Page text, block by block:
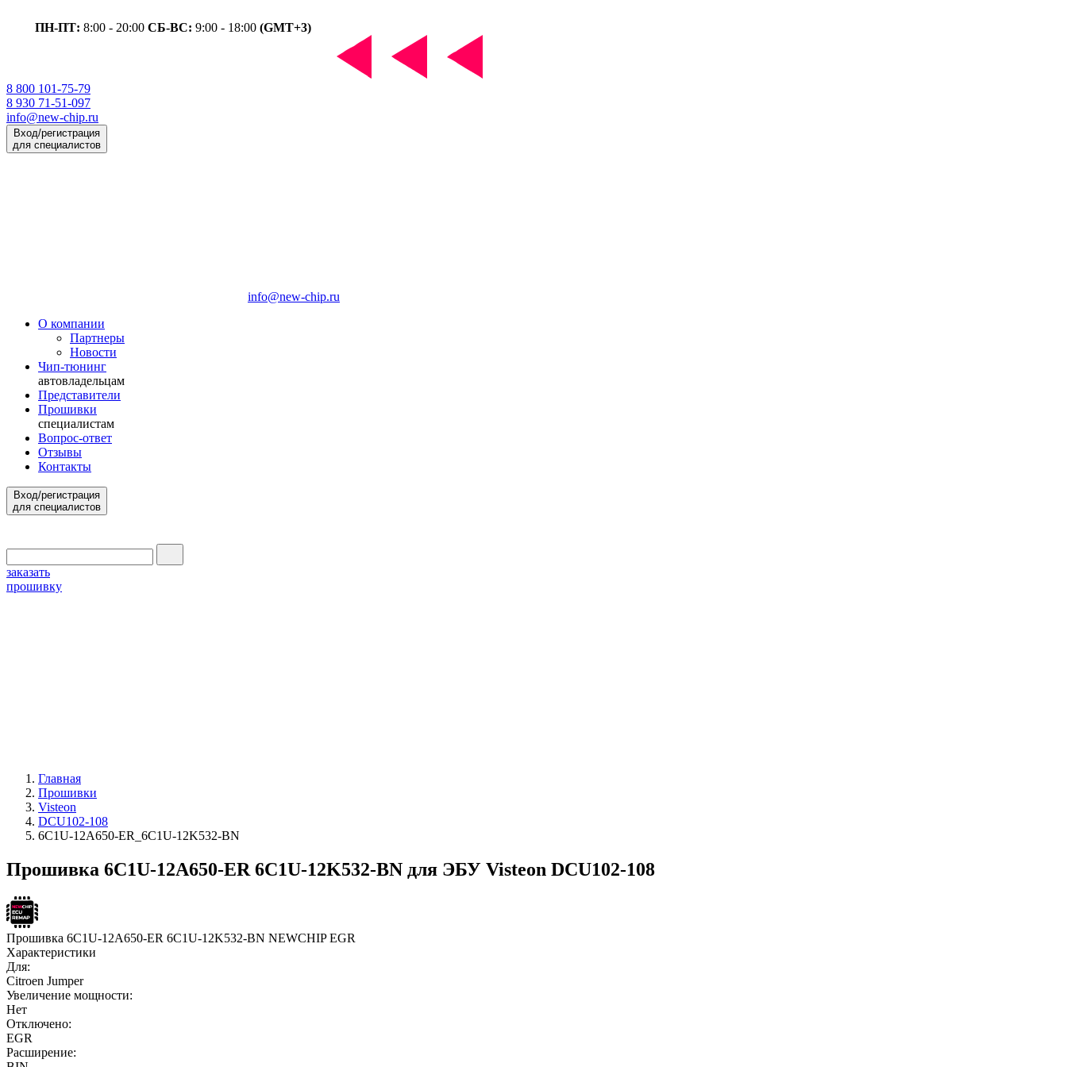
ПН-ПТ: 8:00 - 20:00 СБ-ВС: 9:00 - 18:00 (GMT+3)
8 800 101-75-79
8 930 71-51-097
info@new-chip.ru
Вход/регистрация
для специалистов
info@new-chip.ru
О компании
Партнеры
Новости
Чип-тюнинг
автовладельцам
Представители
Прошивки
специалистам
Вопрос-ответ
Отзывы
Контакты
Вход/регистрация
для специалистов
заказать
прошивку
Главная
Прошивки
Visteon
DCU102-108
6C1U-12A650-ER_6C1U-12K532-BN
Прошивка 6C1U-12A650-ER 6C1U-12K532-BN для ЭБУ Visteon DCU102-108
Прошивка 6C1U-12A650-ER 6C1U-12K532-BN NEWCHIP EGR
Характеристики
Для:
Citroen Jumper
Увеличение мощности:
Нет
Отключено:
EGR
Расширение: